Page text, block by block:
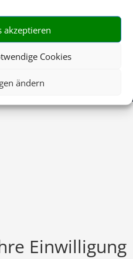
akzeptieren
Cookies
ändern
zu
Einwilligung